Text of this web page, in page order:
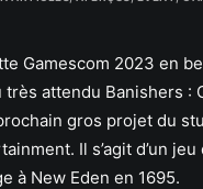
Gamescom 2023 en
attendu Banishers :
gros projet du
Il s’agit d’un jeu
à New Eden en 1695.